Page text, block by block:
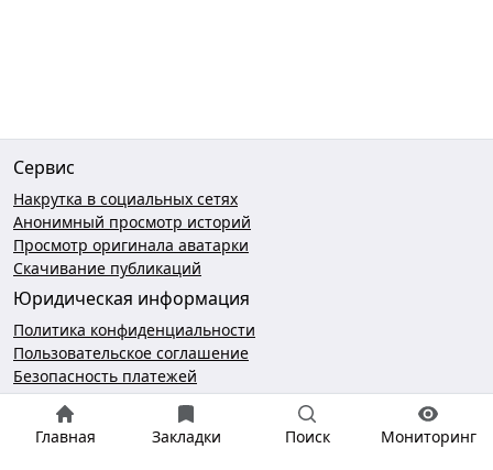
Главная Закладки Поиск Мониторинг
Сервис
Накрутка в социальных сетях
Анонимный просмотр историй
Просмотр оригинала аватарки
Скачивание публикаций
Юридическая информация
Политика конфиденциальности
Пользовательское соглашение
Безопасность платежей
Чат поддержки
hello@gramotool.ru